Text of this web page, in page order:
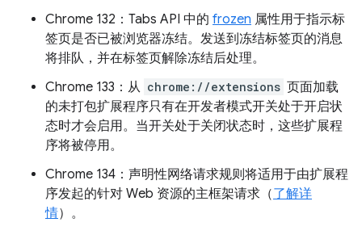
Chrome 132：Tabs API 中的 frozen 属性用于指示标
签页是否已被浏览器冻结。发送到冻结标签页的消息
将排队，并在标签页解除冻结后处理。
Chrome 133：从 chrome://extensions 页面加载
的未打包扩展程序只有在开发者模式开关处于开启状
态时才会启用。当开关处于关闭状态时，这些扩展程
序将被停用。
Chrome 134：声明性网络请求规则将适用于由扩展程
序发起的针对 Web 资源的主框架请求（了解详
情）。